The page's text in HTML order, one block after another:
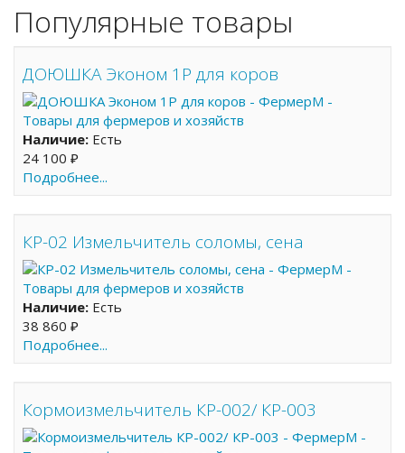
Популярные товары
ДОЮШКА Эконом 1Р для коров
Наличие: Есть
24 100 ₽
Подробнее...
КР-02 Измельчитель соломы, сена
Наличие: Есть
38 860 ₽
Подробнее...
Кормоизмельчитель КР-002/ КР-003